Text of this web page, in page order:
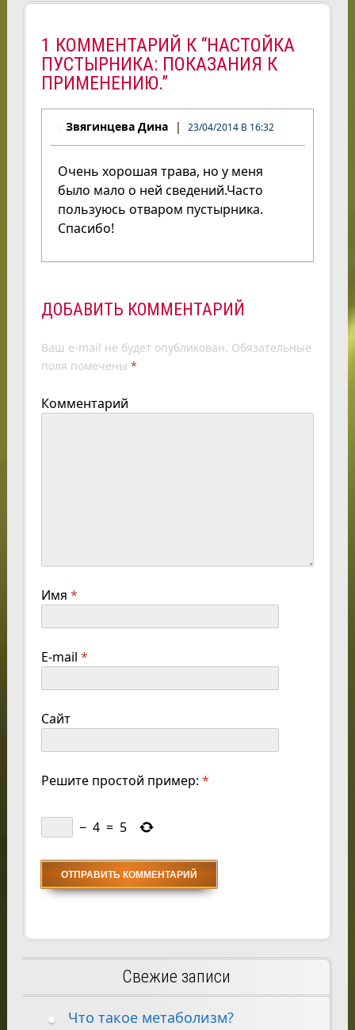
1 КОММЕНТАРИЙ К “НАСТОЙКА
ПУСТЫРНИКА: ПОКАЗАНИЯ К
ПРИМЕНЕНИЮ.”
Звягинцева Дина 23/04/2014 В 16:32
Очень хорошая трава, но у меня
было мало о ней сведений.Часто
пользуюсь отваром пустырника.
Спасибо!
ДОБАВИТЬ КОММЕНТАРИЙ
Ваш e-mail не будет опубликован. Обязательные
поля помечены *
Комментарий
Имя *
E-mail *
Сайт
Решите простой пример: *
− 4 = 5
Свежие записи
Что такое метаболизм?